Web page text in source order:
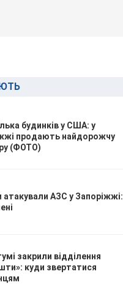
будинків у США: у
продають найдорожчу
(ФОТО)
атакували АЗС у Запоріжжі:
закрили відділення
куди звертатися